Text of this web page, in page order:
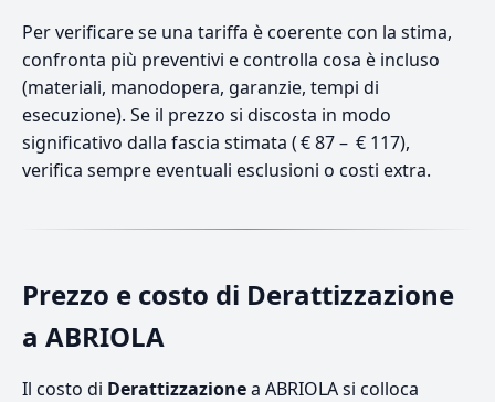
Per verificare se una tariffa è coerente con la stima,
confronta più preventivi e controlla cosa è incluso
(materiali, manodopera, garanzie, tempi di
esecuzione). Se il prezzo si discosta in modo
significativo dalla fascia stimata ( € 87 – € 117),
verifica sempre eventuali esclusioni o costi extra.
Prezzo e costo di Derattizzazione
a ABRIOLA
Il costo di Derattizzazionea ABRIOLA si colloca